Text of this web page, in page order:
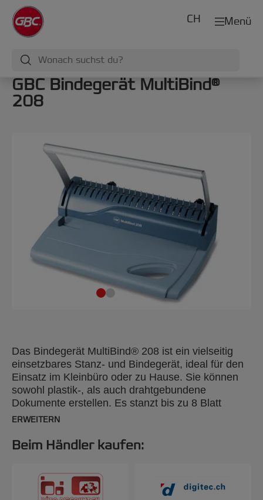
Menü
CH
GBC Bindegerät MultiBind®
208
Das Bindegerät MultiBind® 208 ist ein vielseitig
einsetzbares Stanz- und Bindegerät, ideal für den
Einsatz im Kleinbüro oder zu Hause. Sie können
sowohl plastik-, als auch drahtgebundene
Dokumente erstellen. Es stanzt bis zu 8 Blatt
(80g/m²). Sie können mit ihm bis zu 125 Blatt
Plastikbinderücken 14 mm) binden. Der große
ERWEITERN
Beim Händler kaufen: